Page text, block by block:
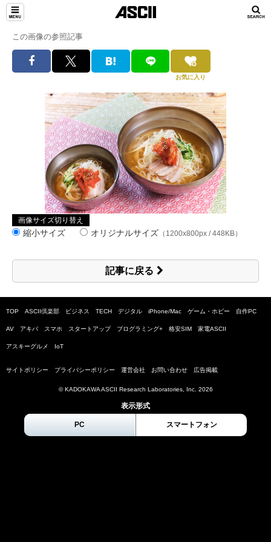
この画像の参照記事
お気に入り
画像サイズ切り替え
縮小サイズ オリジナルサイズ （1200x800px / 448KB）
記事に戻る
TOP ASCII倶楽部 ビジネス TECH デジタル iPhone/Mac ゲーム・ホビー 自作PC
AV アキバ スマホ スタートアップ プログラミング+ 格安SIM 家電ASCII
アスキーグルメ IoT
サイトポリシー プライバシーポリシー 運営会社 お問い合わせ 広告掲載
© KADOKAWA ASCII Research Laboratories, Inc. 2026
表示形式
PC スマートフォン